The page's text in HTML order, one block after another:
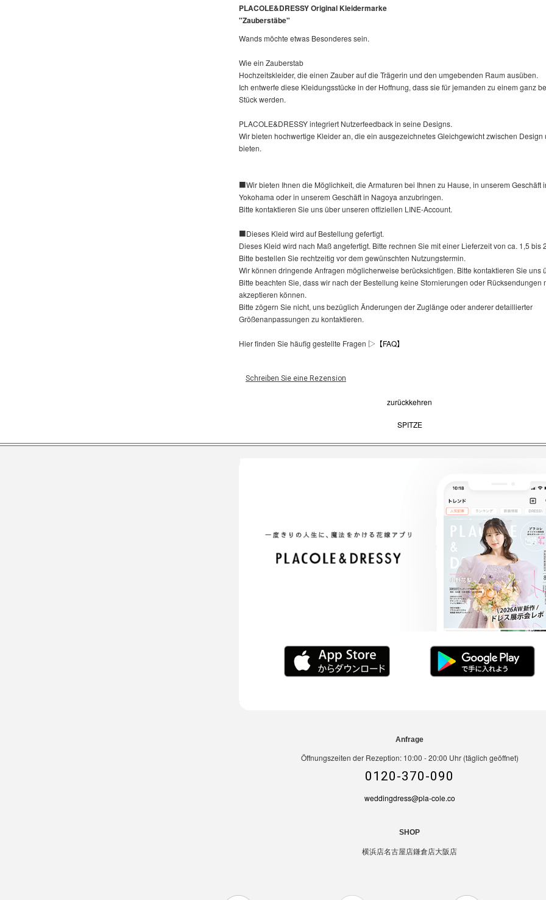
PLACOLE&DRESSY Original Kleidermarke
"Zauberstäbe"
Wands möchte etwas Besonderes sein.
Wie ein Zauberstab
Hochzeitskleider, die einen Zauber auf die Trägerin und den umgebenden Raum ausüben.
Ich entwerfe diese Kleidungsstücke in der Hoffnung, dass sie für jemanden zu einem ganz
Stück werden.
PLACOLE&DRESSY integriert Nutzerfeedback in seine Designs.
Wir bieten hochwertige Kleider an, die ein ausgezeichnetes Gleichgewicht zwischen Design
bieten.
■Wir bieten Ihnen die Möglichkeit, die Armaturen bei Ihnen zu Hause, in unserem Geschäft
Yokohama oder in unserem Geschäft in Nagoya anzubringen.
Bitte kontaktieren Sie uns über unseren offiziellen LINE-Account.
■Dieses Kleid wird auf Bestellung gefertigt.
Dieses Kleid wird nach Maß angefertigt. Bitte rechnen Sie mit einer Lieferzeit von ca. 1,5 bis
Bitte bestellen Sie rechtzeitig vor dem gewünschten Nutzungstermin.
Wir können dringende Anfragen möglicherweise berücksichtigen. Bitte kontaktieren Sie uns
Bitte beachten Sie, dass wir nach der Bestellung keine Stornierungen oder Rücksendungen
akzeptieren können.
Bitte zögern Sie nicht, uns bezüglich Änderungen der Zuglänge oder anderer detaillierter
Größenanpassungen zu kontaktieren.
Hier finden Sie häufig gestellte Fragen ▷ 【FAQ】
Schreiben Sie eine Rezension
zurückkehren
SPITZE
Anfrage
Öffnungszeiten der Rezeption: 10:00 - 20:00 Uhr (täglich geöffnet)
0120-370-090
weddingdress@pla-cole.co
SHOP
横浜店名古屋店鎌倉店大阪店